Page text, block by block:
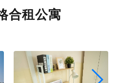
合租公寓